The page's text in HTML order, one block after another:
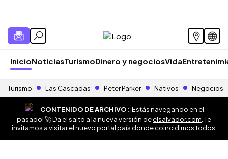
InicioNoticiasTurismoDinero y negociosVida
Turismo Las Cascadas Peter Parker Nativos Negocios
CONTENIDO DE ARCHIVO:¡Estás navegando en el
pasado! 🚀 Da el salto a la nueva versión deelsalvador.com . Te
invitamos a visitar el nuevo portal país donde coincidimos todos.